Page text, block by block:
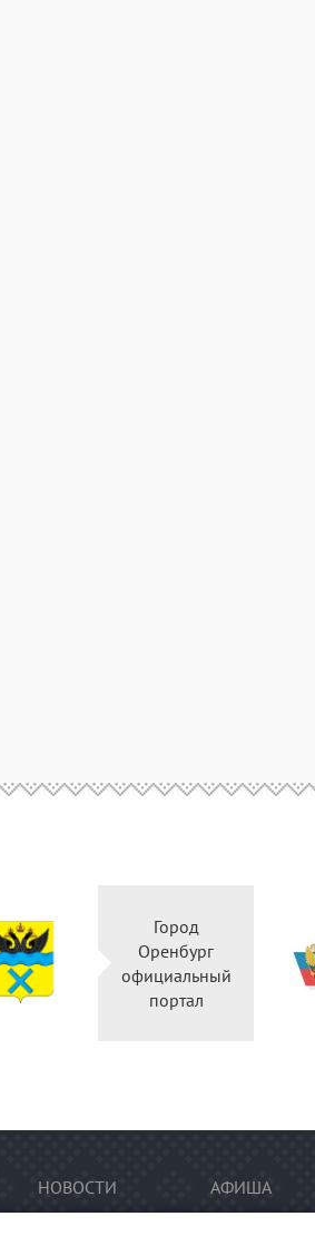
Город
Оренбург
официальный
портал
НОВОСТИ АФИША